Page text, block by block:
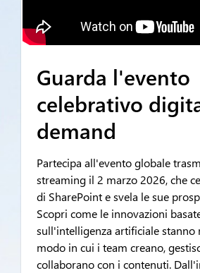
Guarda l'evento
celebrativo
demand
Partecipa all'evento globale
streaming il 2 marzo 2026, che
di SharePoint e svela le sue
Scopri come le innovazioni
sull'intelligenza artificiale stanno
modo in cui i team creano,
collaborano con i contenuti.